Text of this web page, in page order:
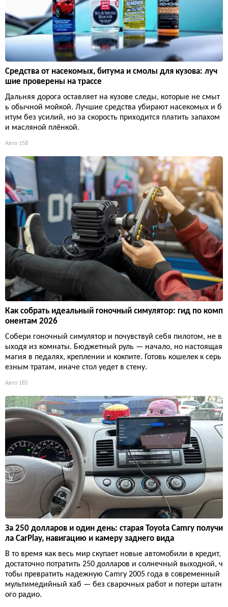
Средства от насекомых, битума и смолы для кузова: луч
шие проверены на трассе
Дальняя дорога оставляет на кузове следы, которые не смыт
ь обычной мойкой. Лучшие средства убирают насекомых и б
итум без усилий, но за скорость приходится платить запахом
и масляной плёнкой.
Авто 158
Как собрать идеальный гоночный симулятор: гид по комп
онентам 2026
Собери гоночный симулятор и почувствуй себя пилотом, не в
ыходя из комнаты. Бюджетный руль — начало, но настоящая
магия в педалях, креплении и кокпите. Готовь кошелек к серь
езным тратам, иначе стол уедет в стену.
Авто 185
За 250 долларов и один день: старая Toyota Camry получи
ла CarPlay, навигацию и камеру заднего вида
В то время как весь мир скупает новые автомобили в кредит,
достаточно потратить 250 долларов и солнечный выходной, ч
тобы превратить надежную Camry 2005 года в современный
мультимедийный хаб — без сварочных работ и потери штатн
ого радио.